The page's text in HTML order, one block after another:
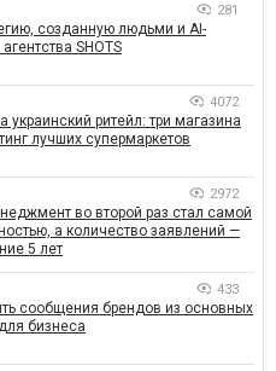
281
созданную людьми и AI-
SHOTS
4072
украинский ритейл: три магазина
лучших супермаркетов
2972
во второй раз стал самой
а количество заявлений —
5 лет
433
сообщения брендов из основных
бизнеса